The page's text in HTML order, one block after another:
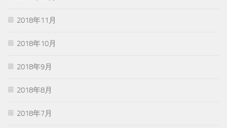
2018年11月
2018年10月
2018年9月
2018年8月
2018年7月